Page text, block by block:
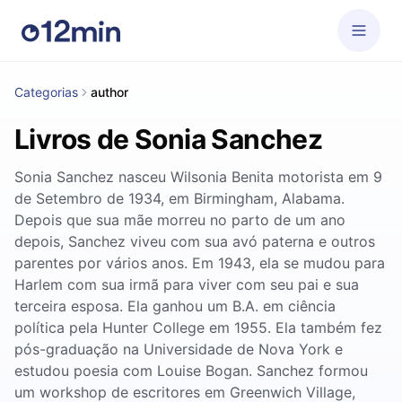
Categorias author
Livros de Sonia Sanchez
Sonia Sanchez nasceu Wilsonia Benita motorista em 9
de Setembro de 1934, em Birmingham, Alabama.
Depois que sua mãe morreu no parto de um ano
depois, Sanchez viveu com sua avó paterna e outros
parentes por vários anos. Em 1943, ela se mudou para
Harlem com sua irmã para viver com seu pai e sua
terceira esposa. Ela ganhou um B.A. em ciência
política pela Hunter College em 1955. Ela também fez
pós-graduação na Universidade de Nova York e
estudou poesia com Louise Bogan. Sanchez formou
um workshop de escritores em Greenwich Village,